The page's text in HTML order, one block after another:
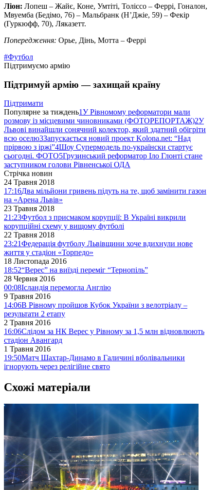
Ліон: Лопеш – Жайє, Коне, Умтіті, Толіссо – Феррі, Гоналон,
Мвуемба (Бедімо, 76) – Мальбранк (Н’Джіе, 59) – Фекір
(Гуркюфф, 70), Ляказетт.
Попередження: Орье, Дінь, Мотта – Феррі
#Футбол
Підтримуємо армію
Підтримуй армію — захищай країну
Підтримати
Популярне за тиждень1У Рівномому реформатори мали
розмову із місцевими чиновниками (ФОТОРЕПОРТАЖ)2У
Львові винайшли сонячний колектор, який здатний обігріти
всю оселю3Запускається новий проект Kolona.net: “Над
прірвою з іржі”4Шоу Супермодель по-українски стартує
сьогодні. ФОТО5Грузинський реформатор Іло Глонті стане
заступником голови Рівненської ОДА
Стрічка новин
24 Травня 2018
17:16Два мільйони гривень підуть на те, щоб замінити газон
на «Арена Львів»
23 Травня 2018
21:23Футбол з присмаком корупції: В Україні викрили
корупційні схему у вищому футболі
22 Травня 2018
23:21Федерація футболу Львівщини хоче вдихнули нове
життя у стадіон «Торпедо»
18 Листопада 2016
18:52“Верес” на виїзді переміг “Тернопіль”
28 Червня 2016
00:08Ісландія перемогла Англію
9 Травня 2016
14:06В Рівному пройшов Кубок України з велотріалу –
результати 2 етапу
2 Травня 2016
16:06Слідом за НК Верес у Рівному за 1,5 млн відновлюють
стадіон Авангард
1 Травня 2016
19:50Матч Шахтар-Динамо в Галичині вболівальники
ігнорують через релігійне свято
Схожі матеріали